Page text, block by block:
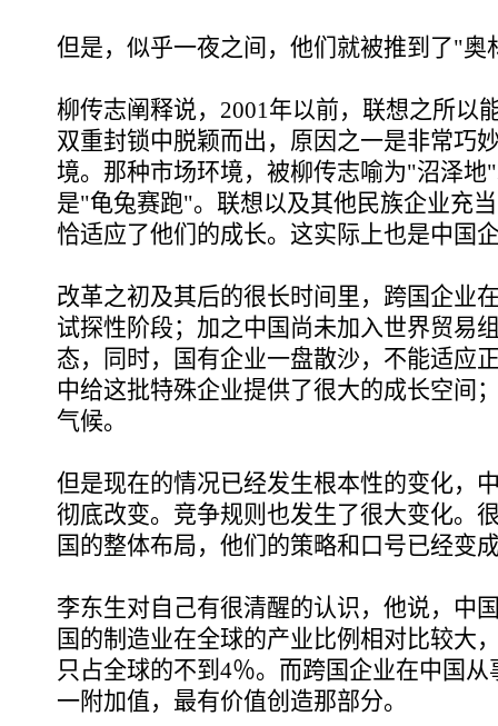
但是，似乎一夜之间，他们就被推到了"奥
柳传志阐释说，2001年以前，联想之所以
双重封锁中脱颖而出，原因之一是非常巧
境。那种市场环境，被柳传志喻为"沼泽
是"龟兔赛跑"。联想以及其他民族企业充
恰适应了他们的成长。这实际上也是中国
改革之初及其后的很长时间里，跨国企业
试探性阶段；加之中国尚未加入世界贸易
态，同时，国有企业一盘散沙，不能适应
中给这批特殊企业提供了很大的成长空间
气候。
但是现在的情况已经发生根本性的变化，
彻底改变。竞争规则也发生了很大变化。
国的整体布局，他们的策略和口号已经变
李东生对自己有很清醒的认识，他说，中
国的制造业在全球的产业比例相对比较大
只占全球的不到4％。而跨国企业在中国
一附加值，最有价值创造那部分。